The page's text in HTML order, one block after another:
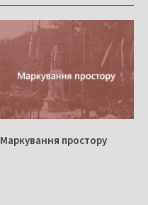
Маркування простору